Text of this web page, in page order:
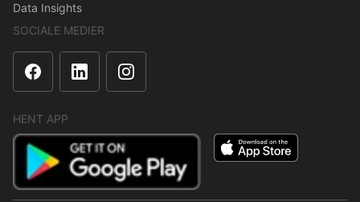
Data Insights
SOCIALE MEDIER
HENT APP